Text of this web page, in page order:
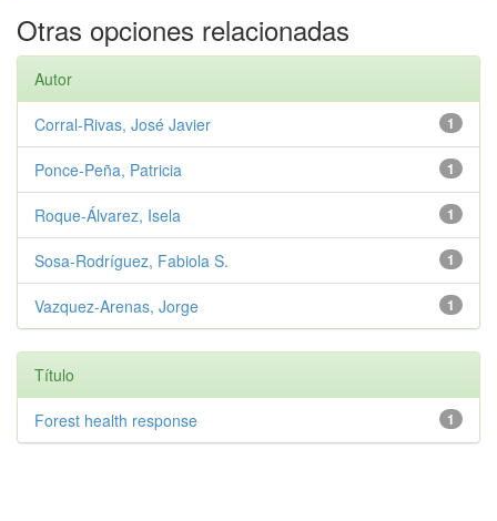
Otras opciones relacionadas
Autor
1
Corral-Rivas, José Javier
1
Ponce-Peña, Patricia
1
Roque-Álvarez, Isela
1
Sosa-Rodríguez, Fabiola S.
1
Vazquez-Arenas, Jorge
Título
1
Forest health response